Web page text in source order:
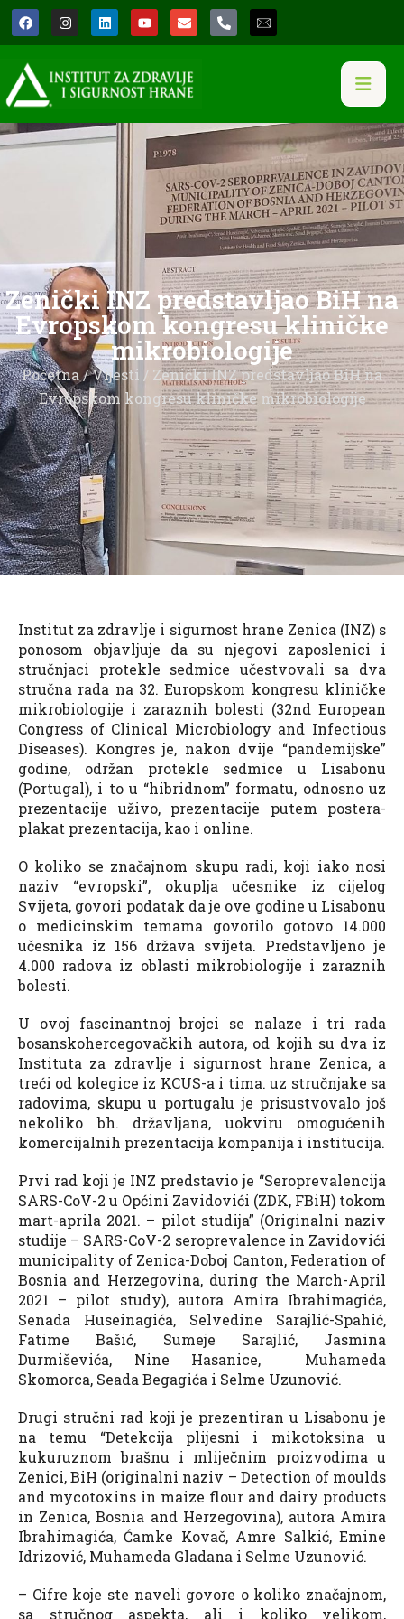
Zenički INZ predstavljao BiH na
Evropskom kongresu kliničke
mikrobiologije
Početna /Vijesti / Zenički INZ predstavljao BiH na
Evropskom kongresu kliničke mikrobiologije
Institut za zdravlje i sigurnost hrane Zenica (INZ) s
ponosom objavljuje da su njegovi zaposlenici i
stručnjaci protekle sedmice učestvovali sa dva
stručna rada na 32. Europskom kongresu kliničke
mikrobiologije i zaraznih bolesti (32nd European
Congress of Clinical Microbiology and Infectious
Diseases). Kongres je, nakon dvije “pandemijske”
godine, održan protekle sedmice u Lisabonu
(Portugal), i to u “hibridnom” formatu, odnosno uz
prezentacije uživo, prezentacije putem postera-
plakat prezentacija, kao i online.
O koliko se značajnom skupu radi, koji iako nosi
naziv “evropski”, okuplja učesnike iz cijelog
Svijeta, govori podatak da je ove godine u Lisabonu
o medicinskim temama govorilo gotovo 14.000
učesnika iz 156 država svijeta. Predstavljeno je
4.000 radova iz oblasti mikrobiologije i zaraznih
bolesti.
U ovoj fascinantnoj brojci se nalaze i tri rada
bosanskohercegovačkih autora, od kojih su dva iz
Instituta za zdravlje i sigurnost hrane Zenica, a
treći od kolegice iz KCUS-a i tima. uz stručnjake sa
radovima, skupu u portugalu je prisustvovalo još
nekoliko bh. državljana, uokviru omogućenih
komercijalnih prezentacija kompanija i institucija.
Prvi rad koji je INZ predstavio je “Seroprevalencija
SARS-CoV-2 u Općini Zavidovići (ZDK, FBiH) tokom
mart-aprila 2021. – pilot studija” (Originalni naziv
studije – SARS-CoV-2 seroprevalence in Zavidovići
municipality of Zenica-Doboj Canton, Federation of
Bosnia and Herzegovina, during the March-April
2021 – pilot study), autora Amira Ibrahimagića,
Senada Huseinagića, Selvedine Sarajlić-Spahić,
Fatime Bašić, Sumeje Sarajlić, Jasmina
Durmiševića, Nine Hasanice, Muhameda
Skomorca, Seada Begagića i Selme Uzunović.
Drugi stručni rad koji je prezentiran u Lisabonu je
na temu “Detekcija plijesni i mikotoksina u
kukuruznom brašnu i mliječnim proizvodima u
Zenici, BiH (originalni naziv – Detection of moulds
and mycotoxins in maize flour and dairy products
in Zenica, Bosnia and Herzegovina), autora Amira
Ibrahimagića, Ćamke Kovač, Amre Salkić, Emine
Idrizović, Muhameda Gladana i Selme Uzunović.
– Cifre koje ste naveli govore o koliko značajnom,
sa stručnog aspekta, ali i koliko velikom,